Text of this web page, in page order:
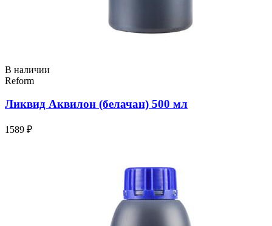
В наличии
Reform
Ликвид Аквилон (белачан) 500 мл
1589 ₽